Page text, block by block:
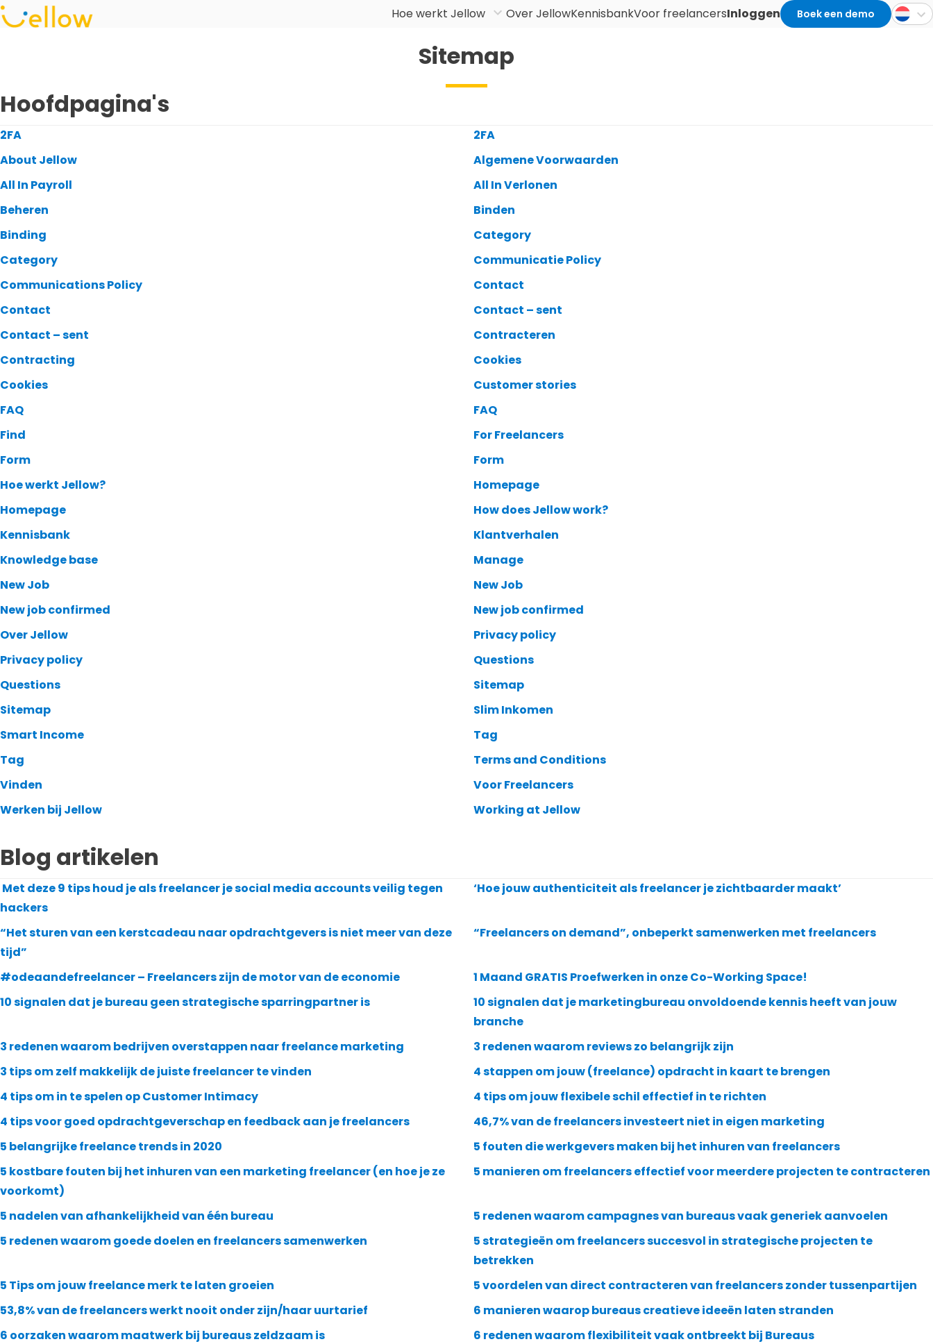
Hoe werkt Jellow Over JellowKennisbankVoor freelancersInloggen Boek een demo
Sitemap
Hoofdpagina's
2FA
2FA
About Jellow
Algemene Voorwaarden
All In Payroll
All In Verlonen
Beheren
Binden
Binding
Category
Category
Communicatie Policy
Communications Policy
Contact
Contact
Contact – sent
Contact – sent
Contracteren
Contracting
Cookies
Cookies
Customer stories
FAQ
FAQ
Find
For Freelancers
Form
Form
Hoe werkt Jellow?
Homepage
Homepage
How does Jellow work?
Kennisbank
Klantverhalen
Knowledge base
Manage
New Job
New Job
New job confirmed
New job confirmed
Over Jellow
Privacy policy
Privacy policy
Questions
Questions
Sitemap
Sitemap
Slim Inkomen
Smart Income
Tag
Tag
Terms and Conditions
Vinden
Voor Freelancers
Werken bij Jellow
Working at Jellow
Blog artikelen
Met deze 9 tips houd je als freelancer je social media accounts veilig tegen
hackers
‘Hoe jouw authenticiteit als freelancer je zichtbaarder maakt’
“Het sturen van een kerstcadeau naar opdrachtgevers is niet meer van deze
tijd”
“Freelancers on demand”, onbeperkt samenwerken met freelancers
#odeaandefreelancer – Freelancers zijn de motor van de economie
1 Maand GRATIS Proefwerken in onze Co-Working Space!
10 signalen dat je bureau geen strategische sparringpartner is
10 signalen dat je marketingbureau onvoldoende kennis heeft van jouw
branche
3 redenen waarom bedrijven overstappen naar freelance marketing
3 redenen waarom reviews zo belangrijk zijn
3 tips om zelf makkelijk de juiste freelancer te vinden
4 stappen om jouw (freelance) opdracht in kaart te brengen
4 tips om in te spelen op Customer Intimacy
4 tips om jouw flexibele schil effectief in te richten
4 tips voor goed opdrachtgeverschap en feedback aan je freelancers
46,7% van de freelancers investeert niet in eigen marketing
5 belangrijke freelance trends in 2020
5 fouten die werkgevers maken bij het inhuren van freelancers
5 kostbare fouten bij het inhuren van een marketing freelancer (en hoe je ze
voorkomt)
5 manieren om freelancers effectief voor meerdere projecten te contracteren
5 nadelen van afhankelijkheid van één bureau
5 redenen waarom campagnes van bureaus vaak generiek aanvoelen
5 redenen waarom goede doelen en freelancers samenwerken
5 strategieën om freelancers succesvol in strategische projecten te
betrekken
5 Tips om jouw freelance merk te laten groeien
5 voordelen van direct contracteren van freelancers zonder tussenpartijen
53,8% van de freelancers werkt nooit onder zijn/haar uurtarief
6 manieren waarop bureaus creatieve ideeën laten stranden
6 oorzaken waarom maatwerk bij bureaus zeldzaam is
6 redenen waarom flexibiliteit vaak ontbreekt bij Bureaus